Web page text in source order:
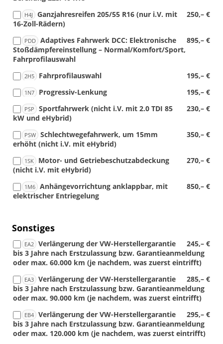
H4J 250,– €
Ganzjahresreifen 205/55 R16 (nur i.V. mit
16-Zoll-Rädern)
PDD 895,– €
Adaptives Fahrwerk DCC: Elektronische
Stoßdämpfereinstellung – Normal/Komfort/Sport,
Fahrprofilauswahl
2H5 195,– €
Fahrprofilauswahl
1N7 195,– €
Progressiv-Lenkung
PSP 230,– €
Sportfahrwerk (nicht i.V. mit 2.0 TDI 85
kW und eHybrid)
PSW 350,– €
Schlechtwegefahrwerk, um 15mm
erhöht (nicht i.V. mit eHybrid)
1SK 270,– €
Motor- und Getriebeschutzabdeckung
(nicht i.V. mit eHybrid)
1M6 850,– €
Anhängevorrichtung anklappbar, mit
elektrischer Entriegelung
Sonstiges
EA2 245,– €
Verlängerung der VW-Herstellergarantie
bis 3 Jahre nach Erstzulassung bzw. Garantieanmeldung
oder max. 60.000 km (je nachdem, was zuerst eintrifft)
EA3 285,– €
Verlängerung der VW-Herstellergarantie
bis 3 Jahre nach Erstzulassung bzw. Garantieanmeldung
oder max. 90.000 km (je nachdem, was zuerst eintrifft)
EB4 295,– €
Verlängerung der VW-Herstellergarantie
bis 3 Jahre nach Erstzulassung bzw. Garantieanmeldung
oder max. 120.000 km (je nachdem, was zuerst eintrifft)